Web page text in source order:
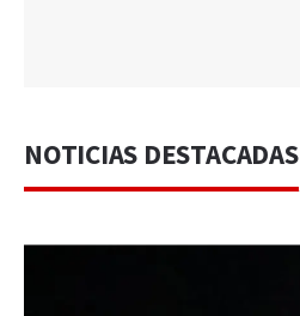
NOTICIAS DESTACADAS